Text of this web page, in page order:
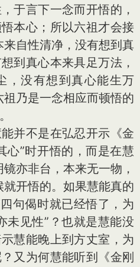
于言下一念而开悟的，
本心；所以六祖才会接
自性清净，没有想到真
到真心本来具足万法，
，没有想到真心能生万
乃是一念相应而顿悟的
不是在弘忍开示《金
心”时开悟的，而是在慧
亦非台，本来无一物，
开悟的。如果慧能真的
句偈时就已经悟了，为
未见性”？也就是慧能没
慧能晚上到方丈室，为
又为何慧能听到《金刚